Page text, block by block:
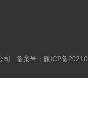
司 备案号： 豫ICP备